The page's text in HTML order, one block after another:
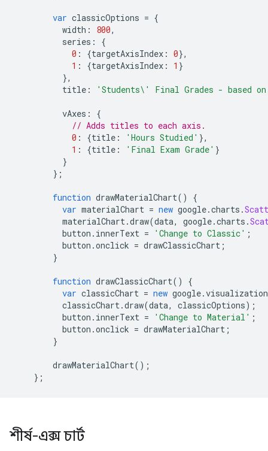
var classicOptions = {
width : 800,
series :
{
0 : {targetAxisIndex : 0},
1 : {targetAxisIndex : 1 }
},
title : 'Students\' Final Grades - based
vAxes :
{
// Adds titles to each axis.
0 : {title : 'Hours Studied' },
1 : {title : 'Final Exam Grade' }
}
};
function drawMaterialChart()
{
var materialChart = new google.charts .
materialChart.draw(data, google.charts .
button . innerText = 'Change to Classic' ;
button .onclick = drawClassicChart ;
}
function drawClassicChart()
{
var classicChart = new google.visualization
classicChart.draw(data, classicOptions);
button . innerText = 'Change to Material' ;
button .onclick = drawMaterialChart ;
}
drawMaterialChart();
};
শীর্ষ-এক্স চার্ট